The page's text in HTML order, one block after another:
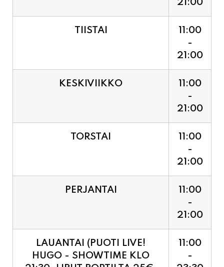
-
21:00
11:00
-
21:00
11:00
-
21:00
11:00
-
21:00
21:30, LIPUT PORTILTA 25€.
RANNEKKEIDEN VAIHTO KLO
20:30 ALKAEN.)
11:00
-
23:30